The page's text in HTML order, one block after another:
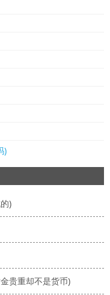
)
)
贵重却不是货币)